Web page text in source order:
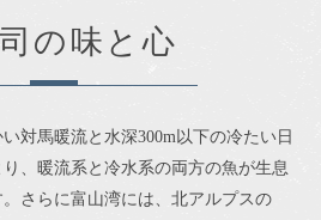
の味と心
対馬暖流と水深300m以下の冷たい日
、暖流系と冷水系の両方の魚が生息
さらに富山湾には、北アルプスの